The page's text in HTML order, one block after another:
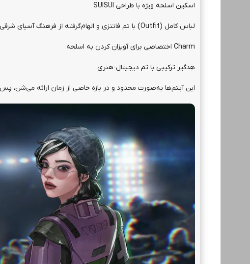
اسکین اسلحه ویژه با طراحی SUISUI
لباس کامل (Outfit) با تم فانتزی و الهام‌گرفته از فرهنگ آسیای شرقی
Charm اختصاصی برای آویزان کردن به اسلحه
هِدگیر ترکیبی با تم دیجیتال-هنری
این آیتم‌ها به‌صورت محدود و در بازه خاصی از زمان ارائه می‌شن،
باندل مانستر انرژی بلک آپس 7